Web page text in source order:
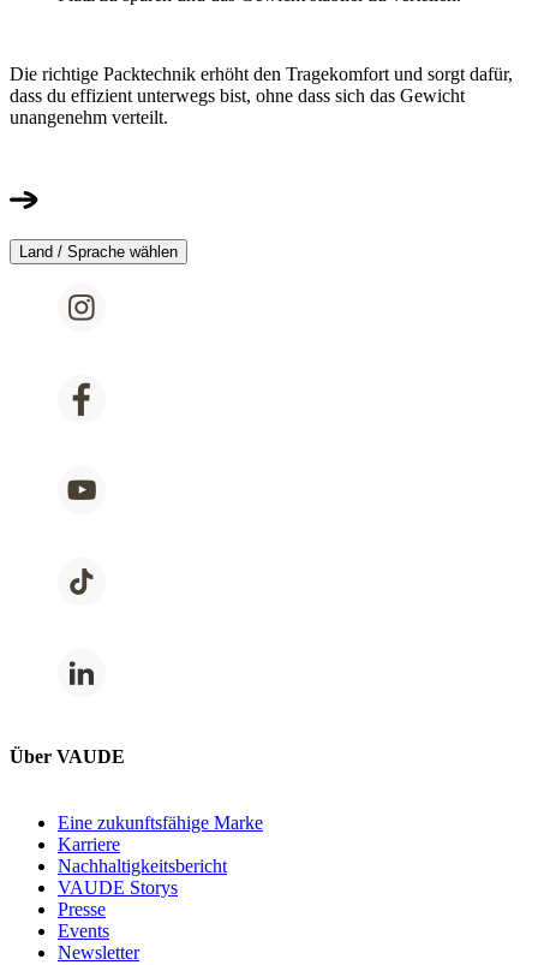
Die richtige Packtechnik erhöht den Tragekomfort und sorgt dafür,
dass du effizient unterwegs bist, ohne dass sich das Gewicht
unangenehm verteilt.
Land / Sprache wählen
Über VAUDE
Eine zukunftsfähige Marke
Karriere
Nachhaltigkeitsbericht
VAUDE Storys
Presse
Events
Newsletter